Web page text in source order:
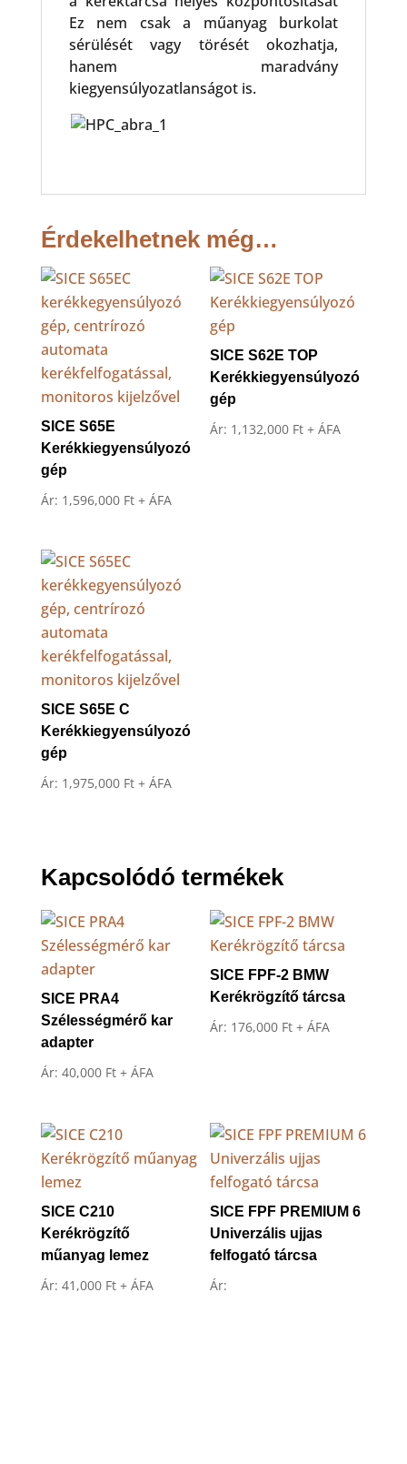
Ez nem csak a műanyag burkolat
sérülését vagy törését okozhatja,
hanem maradvány
kiegyensúlyozatlanságot is.
Érdekelhetnek még…
SICE S65E
Kerékkiegyensúlyozó
gép
Ár: 1,596,000 Ft + ÁFA
SICE S62E TOP
Kerékkiegyensúlyozó
gép
Ár: 1,132,000 Ft + ÁFA
SICE S65E C
Kerékkiegyensúlyozó
gép
Ár: 1,975,000 Ft + ÁFA
Kapcsolódó termékek
SICE PRA4
Szélességmérő kar
adapter
Ár: 40,000 Ft + ÁFA
SICE FPF-2 BMW
Kerékrögzítő tárcsa
Ár: 176,000 Ft + ÁFA
SICE C210
Kerékrögzítő
műanyag lemez
Ár: 41,000 Ft + ÁFA
SICE FPF PREMIUM 6
Univerzális ujjas
felfogató tárcsa
Ár: